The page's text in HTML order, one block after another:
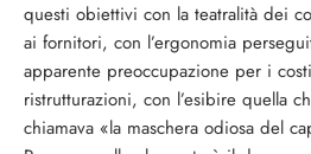
questi obiettivi con la teatralità dei
ai fornitori, con l’ergonomia
apparente preoccupazione per i
ristrutturazioni, con l’esibire quella
chiamava «la maschera odiosa del